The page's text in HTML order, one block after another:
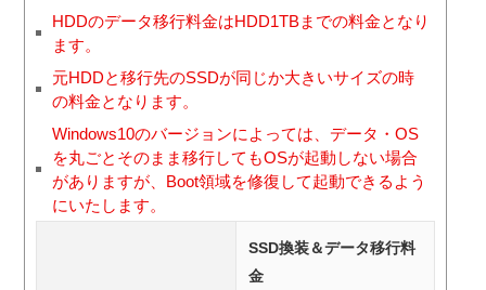
HDDのデータ移行料金はHDD1TBまでの料金となり
ます。
元HDDと移行先のSSDが同じか大きいサイズの時
の料金となります。
Windows10のバージョンによっては、データ・OS
を丸ごとそのまま移行してもOSが起動しない場合
がありますが、Boot領域を修復して起動できるよう
にいたします。
SSD換装＆データ移行料
金